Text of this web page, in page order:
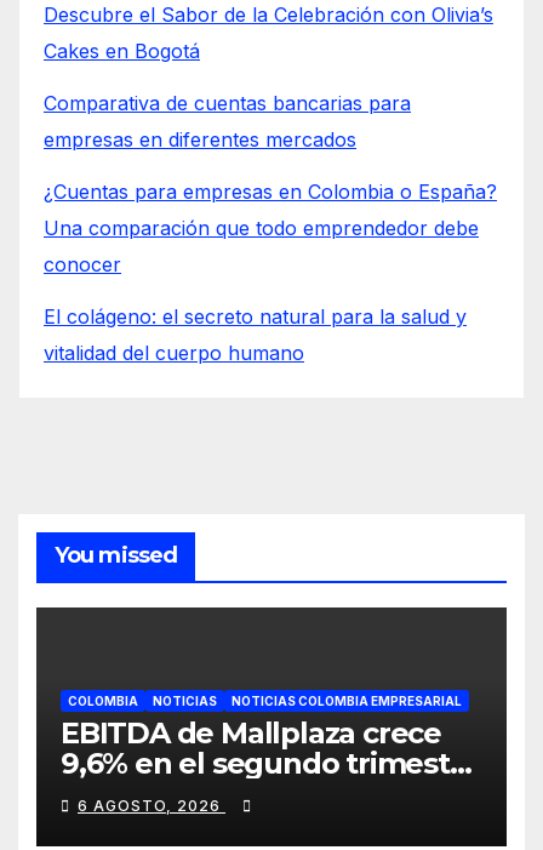
Descubre el Sabor de la Celebración con Olivia’s
Cakes en Bogotá
Comparativa de cuentas bancarias para
empresas en diferentes mercados
¿Cuentas para empresas en Colombia o España?
Una comparación que todo emprendedor debe
conocer
El colágeno: el secreto natural para la salud y
vitalidad del cuerpo humano
You missed
COLOMBIA NOTICIAS NOTICIAS COLOMBIA EMPRESARIAL
EBITDA de Mallplaza crece
9,6% en el segundo trimestre
mientras avanza en su plan
de crecimiento en Colombia
6 AGOSTO, 2026